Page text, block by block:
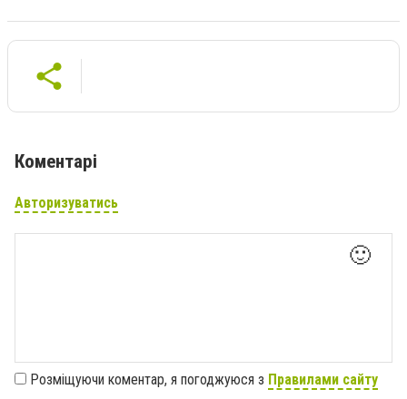
Коментарі
Авторизуватись
🙂
Розміщуючи коментар, я погоджуюся з Правилами сайту